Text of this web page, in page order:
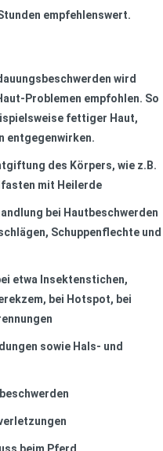
empfehlenswert.
wird
Problemen empfohlen. So
fettiger Haut,
entgegenwirken.
des Körpers, wie z.B.
mit Heilerde
bei Hautbeschwerden
Schuppenflechte und
etwa Insektenstichen,
bei Hotspot, bei
sowie Hals- und